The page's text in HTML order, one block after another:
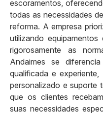
escoramentos,
todas as necessidades
reforma. A empresa
utilizando
rigorosamente as
Andaimes se
qualificada e
personalizado e suporte
que os clientes
suas necessidades